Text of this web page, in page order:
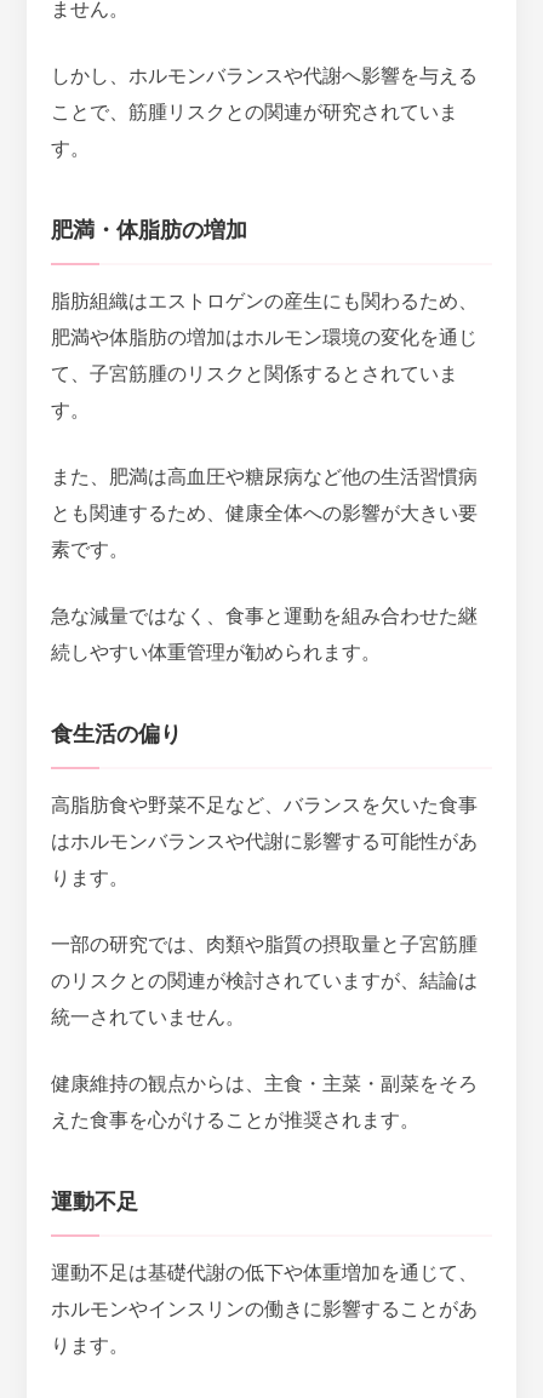
ません。
しかし、ホルモンバランスや代謝へ影響を与える
ことで、筋腫リスクとの関連が研究されていま
す。
肥満・体脂肪の増加
脂肪組織はエストロゲンの産生にも関わるため、
肥満や体脂肪の増加はホルモン環境の変化を通じ
て、子宮筋腫のリスクと関係するとされていま
す。
また、
肥満は高血圧や糖尿病など他の生活習慣病
とも関連するため、健康全体への影響が大きい要
素です。
急な減量ではなく、食事と運動を組み合わせた継
続しやすい体重管理が勧められます。
食生活の偏り
高脂肪食や野菜不足など、バランスを欠いた食事
はホルモンバランスや代謝に影響する可能性があ
ります。
一部の研究では、肉類や脂質の摂取量と子宮筋腫
のリスクとの関連が検討されていますが、結論は
統一されていません。
健康維持の観点からは、主食・主菜・副菜をそろ
えた食事を心がけることが推奨されます。
運動不足
運動不足は基礎代謝の低下や体重増加を通じて、
ホルモンやインスリンの働きに影響することがあ
ります。